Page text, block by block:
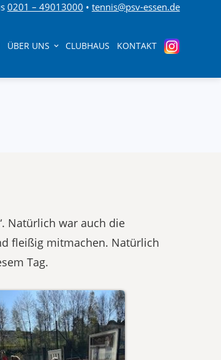
0201 – 49013000 • tennis@psv-essen.de
ÜBER UNS CLUBHAUS KONTAKT
Natürlich war auch die
fleißig mitmachen. Natürlich
Tag.